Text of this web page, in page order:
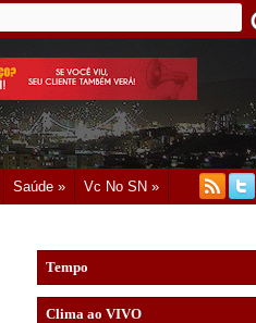
Saúde » Vc No SN »
Tempo
Clima ao VIVO